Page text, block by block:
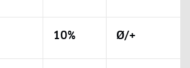
10% Ø/+